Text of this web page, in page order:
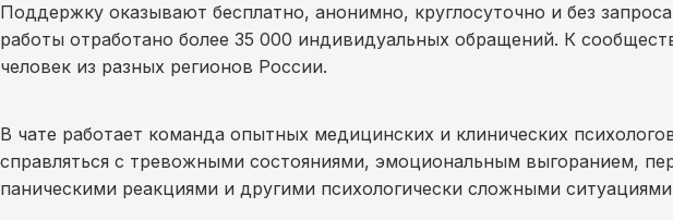
Поддержку оказывают бесплатно, анонимно, круглосуточно и без
работы отработано более 35 000 индивидуальных обращений. К
человек из разных регионов России.
В чате работает команда опытных медицинских и клинических
справляться с тревожными состояниями, эмоциональным выгоранием,
паническими реакциями и другими психологически сложными